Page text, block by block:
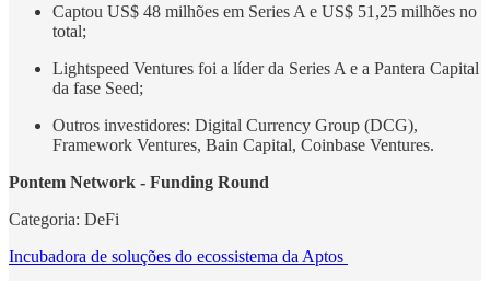
Captou US$ 48 milhões em Series A e US$ 51,25 milhões no
total;
Lightspeed Ventures foi a líder da Series A e a Pantera Capital
da fase Seed;
Outros investidores: Digital Currency Group (DCG),
Framework Ventures, Bain Capital, Coinbase Ventures.
Pontem Network - Funding Round
Categoria: DeFi
Incubadora de soluções do ecossistema da Aptos